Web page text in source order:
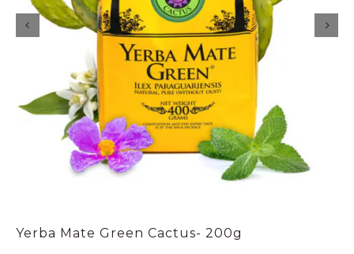
Kontakt
Yerba Mate Green Cactus- 200g